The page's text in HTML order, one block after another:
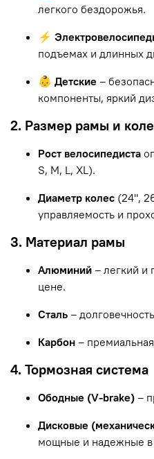
легкого бездорожья.
⚡
подъемах и длинных
👶 Детские –
компоненты, яркий
2. Размер рамы и
Рост велосипедиста
S, M, L, XL).
Диаметр колес (24",
управляемость и
3. Материал рамы
Алюминий – легкий и
цене.
Сталь –
Карбон –
4. Тормозная система
Ободные (V-brake) –
Дисковые
мощные и надежные в